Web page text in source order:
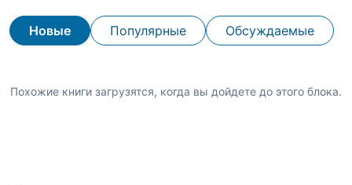
Новые Популярные Обсуждаемые
Похожие книги загрузятся, когда вы дойдете до этого блока.